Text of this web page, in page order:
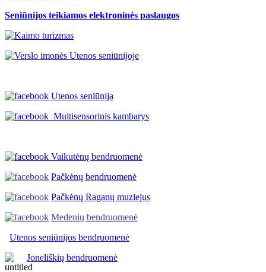
Seniūnijos teikiamos elektroninės paslaugos
Utenos seniūnija
Multisensorinis kambarys
Vaikutėnų bendruomenė
Pačkėnų bendruomenė
Pačkėnų Raganų muziejus
Medenių bendruomenė
Utenos seniūnijos bendruomenė
Joneliškių bendruomenė